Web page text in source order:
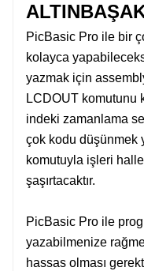
PicBasic Pro ile bir
kolayca
yazmak için
LCDOUT komutunu
indeki zamanlama
çok kodu düşünmek
komutuyla işleri
şaşırtacaktır.
PicBasic Pro ile
yazabilmenize
hassas olması